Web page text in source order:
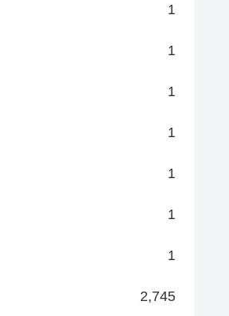
1
1
1
1
1
1
1
2,745